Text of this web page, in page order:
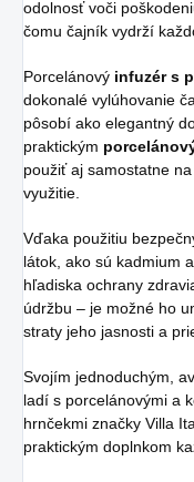
odolnosť voči
čomu čajník vydrží
Porcelánový infuzér s
dokonalé vylúhovanie
pôsobí ako elegantný
praktickým
použiť aj samostatne
využitie.
Vďaka použitiu
látok, ako sú kadmium
hľadiska ochrany
údržbu – je možné ho
straty jeho jasnosti a
Svojím jednoduchým,
ladí s porcelánovými a
hrnčekmi značky Villa
praktickým doplnkom